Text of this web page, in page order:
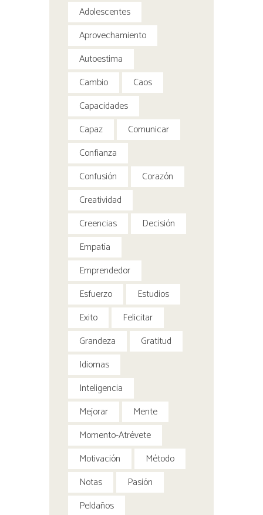
Adolescentes
Aprovechamiento
Autoestima
Cambio
Caos
Capacidades
Capaz
Comunicar
Confianza
Confusión
Corazón
Creatividad
Creencias
Decisión
Empatía
Emprendedor
Esfuerzo
Estudios
Exito
Felicitar
Grandeza
Gratitud
Idiomas
Inteligencia
Mejorar
Mente
Momento-Atrévete
Motivación
Método
Notas
Pasión
Peldaños